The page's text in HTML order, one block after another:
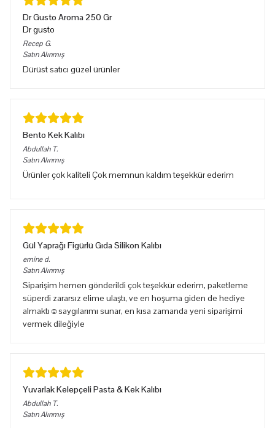
Dr Gusto Aroma 250 Gr
Dr gusto
Recep G.
Satın Alınmış
Dürüst satıcı güzel ürünler
Bento Kek Kalıbı
Abdullah T.
Satın Alınmış
Ürünler çok kaliteli Çok memnun kaldım teşekkür ederim
Gül Yaprağı Figürlü Gıda Silikon Kalıbı
emine d.
Satın Alınmış
Siparişim hemen gönderildi çok teşekkür ederim, paketleme
süperdi zararsız elime ulaştı, ve en hoşuma giden de hediye
almaktı☺️saygılarımı sunar, en kısa zamanda yeni siparişimi
vermek dileğiyle
Yuvarlak Kelepçeli Pasta & Kek Kalıbı
Abdullah T.
Satın Alınmış